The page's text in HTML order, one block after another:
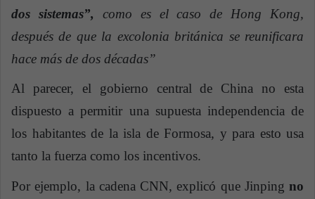
dos sistemas”, como es el caso de Hong Kong,
después de que la excolonia británica se reunificara
hace más de dos décadas”
Al parecer, el gobierno central de China no esta
dispuesto a permitir una supuesta independencia de
los habitantes de la isla de Formosa, y para esto usa
tanto la fuerza como los incentivos.
Por ejemplo, la cadena CNN, explicó que Jinping no